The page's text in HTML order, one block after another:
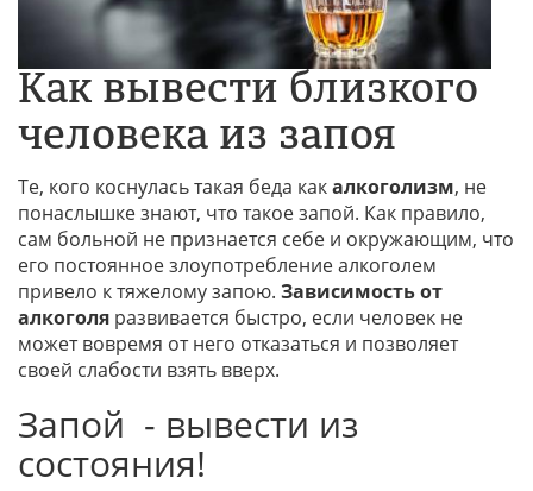
Как вывести близкого
человека из запоя
Те, кого коснулась такая беда какалкоголизм, не
понаслышке знают, что такое запой. Как правило,
сам больной не признается себе и окружающим, что
его постоянное злоупотребление алкоголем
привело к тяжелому запою. Зависимость от
алкоголя развивается быстро, если человек не
может вовремя от него отказаться и позволяет
своей слабости взять вверх.
Запой - вывести из
состояния!